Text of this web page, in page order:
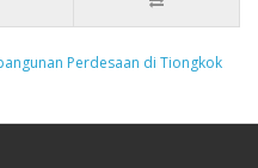
Perdesaan di Tiongkok